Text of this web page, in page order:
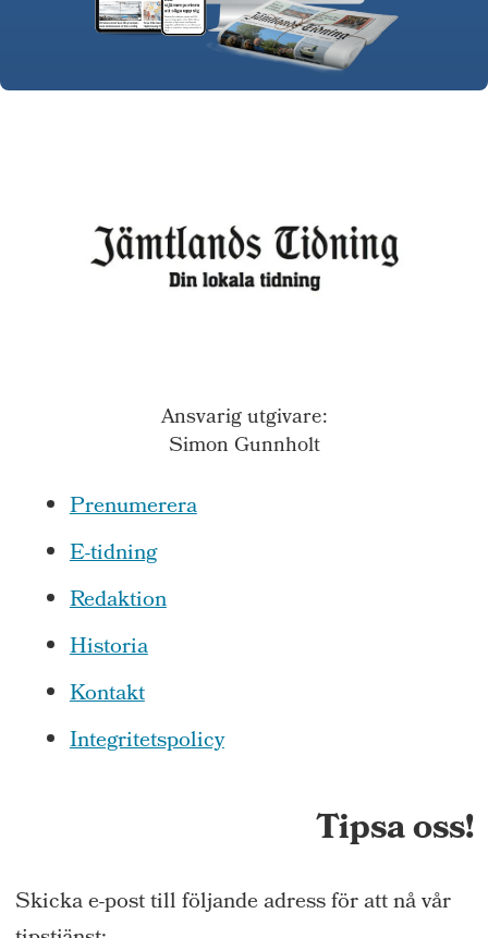
Ansvarig utgivare:
Simon Gunnholt
Prenumerera
E-tidning
Redaktion
Historia
Kontakt
Integritetspolicy
Tipsa oss!
Skicka e-post till följande adress för att nå vår